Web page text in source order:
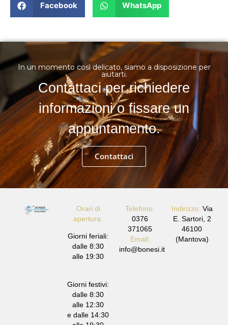
Facebook WhatsApp
In un momento così delicato, siamo a disposizione per
aiutarti.
Contattaci per richiedere
informazioni o fissare un
appuntamento.
Contattaci
Orari di
apertura:
Giorni feriali:
dalle 8:30
alle 19:30
Giorni festivi:
dalle 8:30
alle 12:30
e dalle 14:30
Telefono:
0376
371065
Email:
info@bonesi.it
Indirizzo: Via
E. Sartori, 2
46100
(Mantova)